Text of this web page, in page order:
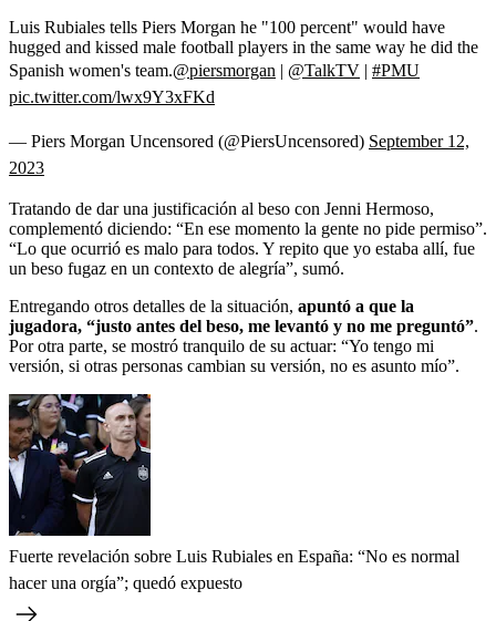
Luis Rubiales tells Piers Morgan he "100 percent" would have
hugged and kissed male football players in the same way he did the
Spanish women's team.@piersmorgan | @TalkTV | #PMU
pic.twitter.com/lwx9Y3xFKd
— Piers Morgan Uncensored (@PiersUncensored) September 12,
2023
Tratando de dar una justificación al beso con Jenni Hermoso,
complementó diciendo: “En ese momento la gente no pide permiso”.
“Lo que ocurrió es malo para todos. Y repito que yo estaba allí, fue
un beso fugaz en un contexto de alegría”, sumó.
Entregando otros detalles de la situación, apuntó a que la
jugadora, “justo antes del beso, me levantó y no me preguntó”.
Por otra parte, se mostró tranquilo de su actuar: “Yo tengo mi
versión, si otras personas cambian su versión, no es asunto mío”.
Fuerte revelación sobre Luis Rubiales en España: “No es normal
hacer una orgía”; quedó expuesto